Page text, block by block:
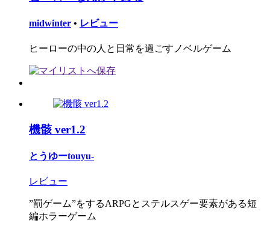
midwinter • レビュー
ヒーローの中の人と日常を過ごすノベルゲーム
機骸 ver1.2
とうゆーtouyu-
レビュー
”罰ゲーム”をするARPGとステルスゲー要素がある短
編ホラーゲーム